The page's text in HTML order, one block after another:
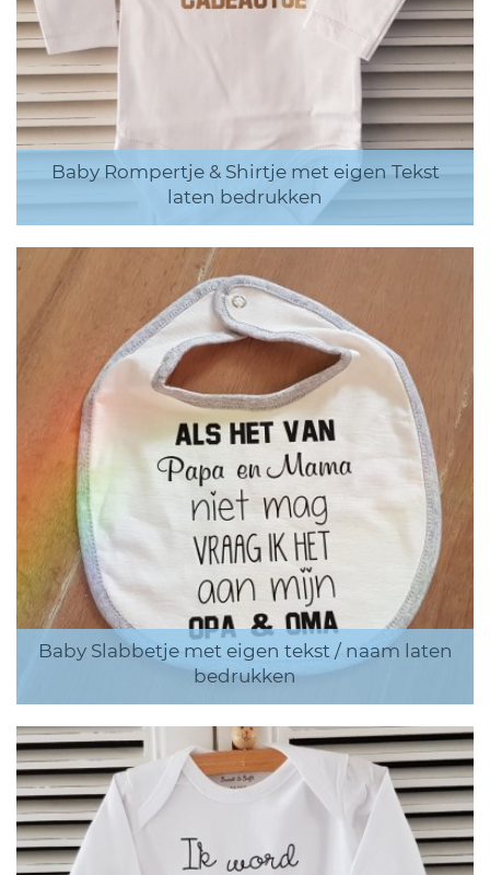
Baby Rompertje & Shirtje met eigen Tekst
laten bedrukken
Baby Slabbetje met eigen tekst / naam laten
bedrukken